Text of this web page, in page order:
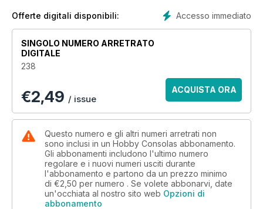
Accesso immediato
Offerte digitali disponibili:
SINGOLO NUMERO ARRETRATO
DIGITALE
238
€2,49 / issue
ACQUISTA ORA
Questo numero e gli altri numeri arretrati non
sono inclusi in un Hobby Consolas abbonamento.
Gli abbonamenti includono l'ultimo numero
regolare e i nuovi numeri usciti durante
l'abbonamento e partono da un prezzo minimo
di €2,50 per numero . Se volete abbonarvi, date
un'occhiata al nostro sito web Opzioni di
abbonamento